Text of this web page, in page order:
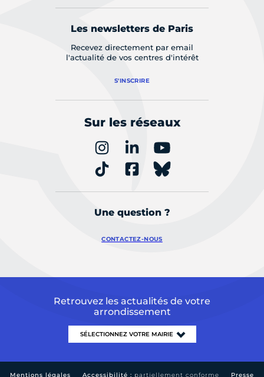
Les newsletters de Paris
Recevez directement par email
l'actualité de vos centres d'intérêt
S'INSCRIRE
Sur les réseaux
Une question ?
CONTACTEZ-NOUS
Retrouvez les actualités de votre
arrondissement
Mentions légales Accessibilité : partiellement conforme Presse